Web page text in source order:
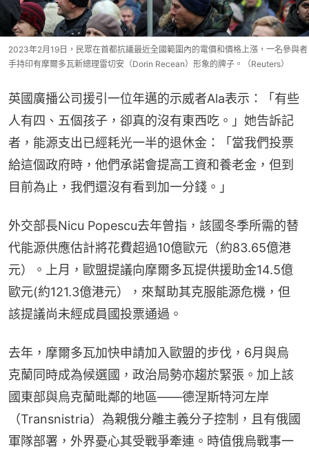
2023年2月19日，民眾在首都抗議最近全國範圍內的電價和價格上漲，一名參與者
手持印有摩爾多瓦新總理雷切安（Dorin Recean）形象的牌子。（Reuters）
英國廣播公司援引一位年邁的示威者Ala表示：「有些
人有四、五個孩子，卻真的沒有東西吃。」她告訴記
者，能源支出已經耗光一半的退休金：「當我們投票
給這個政府時，他們承諾會提高工資和養老金，但到
目前為止，我們還沒有看到加一分錢。」
外交部長Nicu Popescu去年曾指，該國冬季所需的替
代能源供應估計將花費超過10億歐元（約83.65億港
元）。上月，歐盟提議向摩爾多瓦提供援助金14.5億
歐元(約121.3億港元），來幫助其克服能源危機，但
該提議尚未經成員國投票通過。
去年，摩爾多瓦加快申請加入歐盟的步伐，6月與烏
克蘭同時成為候選國，政治局勢亦趨於緊張。加上該
國東部與烏克蘭毗鄰的地區——德涅斯特河左岸
（Transnistria）為親俄分離主義分子控制，且有俄國
軍隊部署，外界憂心其受戰爭牽連。時值俄烏戰事一